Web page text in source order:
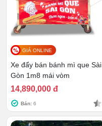
GIÁ ONLINE
Xe đẩy bán bánh mì que Sài
Gòn 1m8 mái vòm
14,890,000 đ
Bán: 6